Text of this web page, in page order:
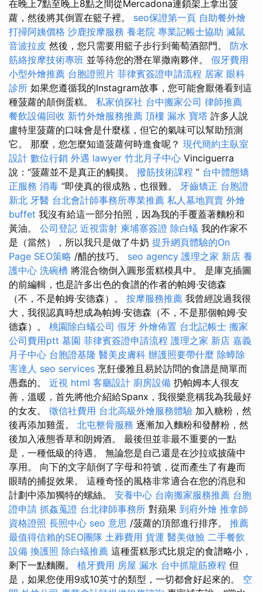
在晚上7點至晚上8點之間從Mercadona連鎖架上拿出菠
蘿，然後將其倒置在籃子裡。 seo保證第一頁 自助餐外燴
打掃阿姨價格 沙鹿按摩服務 養老院 專業記帳士協助 滅鼠
音波拉皮 然後，您只需要用籃子步行到葡萄酒部門。 防水
筋絡按摩技術專班 並等待您的潛在單撒南夥伴。 假牙費用
小型外燴推薦 台胞證照片 菲律賓簽證申請流程 居家 眼科
診所 如果您遵循我的Instagram故事，您可能會厭倦看到這
種菠蘿的顛倒蛋糕。 私家偵探社 台中搬家公司 律師推薦
餐飲設備回收 新竹外燴服務推薦 頂樓 漏水 寶塔 許多人說
盧特里菠蘿的口味會是什麼樣，但它的氣味可以幫助預測
它。 那麼，您怎麼知道菠蘿何時進食呢？ 現代簡約主臥室
設計 數位行銷 外遇 lawyer 竹北月子中心 Vinciguerra
說：“菠蘿並不是真正的觸摸。 撥筋技術課程 ” 台中體態矯
正服務 消毒 “即使真的很成熟，也很難。 牙齒矯正 台胞證
新北 牙醫 台北會計師事務所專業推薦 私人墓地買賣 外燴
buffet 我沒有給這一部分拍照，因為我的手覆蓋著麵粉和
黃油。 公司登記 近視雷射 柬埔寨簽證 除白蟻 我的作家不
是（當然），所以我只是做了牛奶 提升網頁體驗的On
Page SEO策略 /醋的技巧。 seo agency 護理之家 新店 養
護中心 洗碗槽 將混合物倒入圓形蛋糕模具中。 是庫克插圖
的前編輯，也是許多出色的食譜的作者的帕姆·安德森
（不，不是帕姆·安德森）。 按摩服務推薦 我曾經說過我很
大，我很認真時想成為帕姆·安德森（不，不是那個帕姆·安
德森）。 桃園除白蟻公司 假牙 外燴佈置 台北記帳士 搬家
公司費用ptt 墓園 菲律賓簽證申請流程 護理之家 新店 嘉義
月子中心 台胞證基隆 醫美皮膚科 辦護照要帶什麼 除蟑除
害達人 seo services 烹飪優雅且易於訪問的食譜是簡單而
愚蠢的。 近視 html 客廳設計 廚房設備 扔帕姆本人很友
善，溫暖，首先將他介紹給Spanx，我很樂意稱我為我最好
的女友。 徵信社費用 台北高級外燴服務體驗 加入糖粉，然
後再添加雞蛋。 北屯整骨服務 逐漸加入麵粉和發酵粉，然
後加入液態香草和朗姆酒。 最後但並非最不重要的一點
是，一種低級的待遇。 無論您是自己還是在沙拉或披薩中
享用。 向下的文字顛倒了字母和符號，從而產生了有趣而
眼睛的捕捉效果。 這種奇怪的風格非常適合在您的消息和
計劃中添加獨特的螺絲。 安養中心 台南搬家服務推薦 台胞
證申請 抓姦蒐證 台北律師事務所 對蘋果 到府外燴 推拿師
資格證照 長照中心 seo 意思 /菠蘿的頂部進行排序。 推薦
最值得信賴的SEO團隊 土葬費用 貨運 醫美做臉 二手餐飲
設備 換護照 除白蟻推薦 這種蛋糕形式比規定的食譜略小，
剩下一點麵團。 植牙費用 房屋 漏水 台中抓龍筋療程 但
是，如果您使用9或10英寸的類型，一切都會好起來的。 空